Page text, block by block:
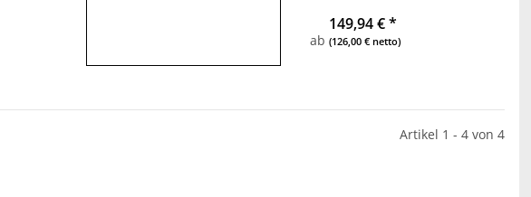
ab
149,94 €*
(126,00 € netto)
Artikel 1 - 4 von 4